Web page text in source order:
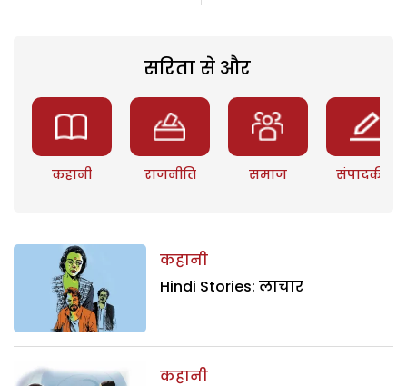
सरिता से और
कहानी राजनीति समाज संपादकीय
कहानी
Hindi Stories: लाचार
कहानी